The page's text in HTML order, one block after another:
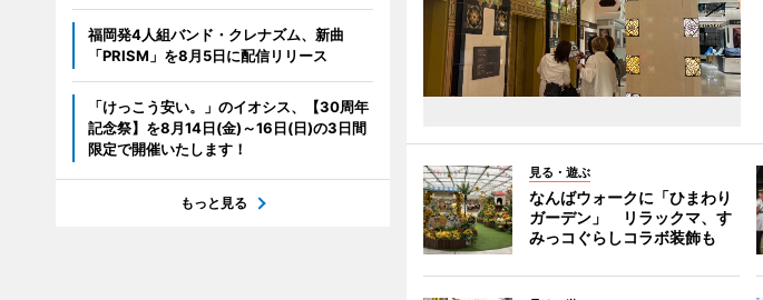
見る・遊ぶ
なんばウォークに「ひまわり
ガーデン」 リラックマ、す
みっコぐらしコラボ装飾も
福岡発4人組バンド・クレナズム、新曲
「PRISM」を8月5日に配信リリース
「けっこう安い。」のイオシス、【30周年
記念祭】を8月14日(金)～16日(日)の3日間
限定で開催いたします！
もっと見る